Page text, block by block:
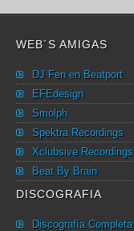
WEB´S AMIGAS
DJ Fen en Beatport
EFEdesign
Smolph
Spektra Recordings
Xclubsive Recordings
Beat By Brain
DISCOGRAFIA
Discografía Completa